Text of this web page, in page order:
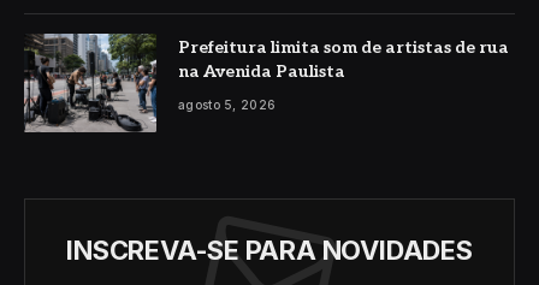
Prefeitura limita som de artistas de rua
na Avenida Paulista
agosto 5, 2026
INSCREVA-SE PARA NOVIDADES